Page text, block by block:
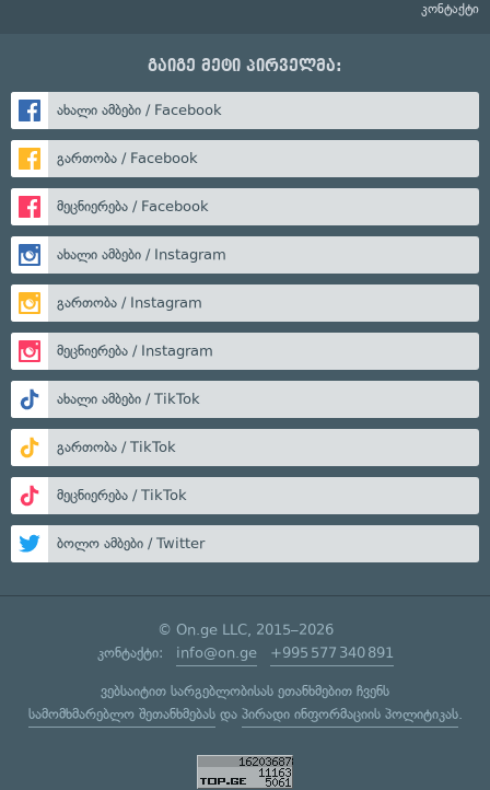
კონტაქტი
გაიგე მეტი პირველმა:
ახალი ამბები / Facebook
გართობა / Facebook
მეცნიერება / Facebook
ახალი ამბები / Instagram
გართობა / Instagram
მეცნიერება / Instagram
ახალი ამბები / TikTok
გართობა / TikTok
მეცნიერება / TikTok
ბოლო ამბები / Twitter
© On.ge LLC, 2015–2026
კონტაქტი: info@on.ge +995 577 340 891
ვებსაიტით სარგებლობისას ეთანხმებით ჩვენს
სამომხმარებლო შეთანხმებასდა პირადი ინფორმაციის პოლიტიკას.